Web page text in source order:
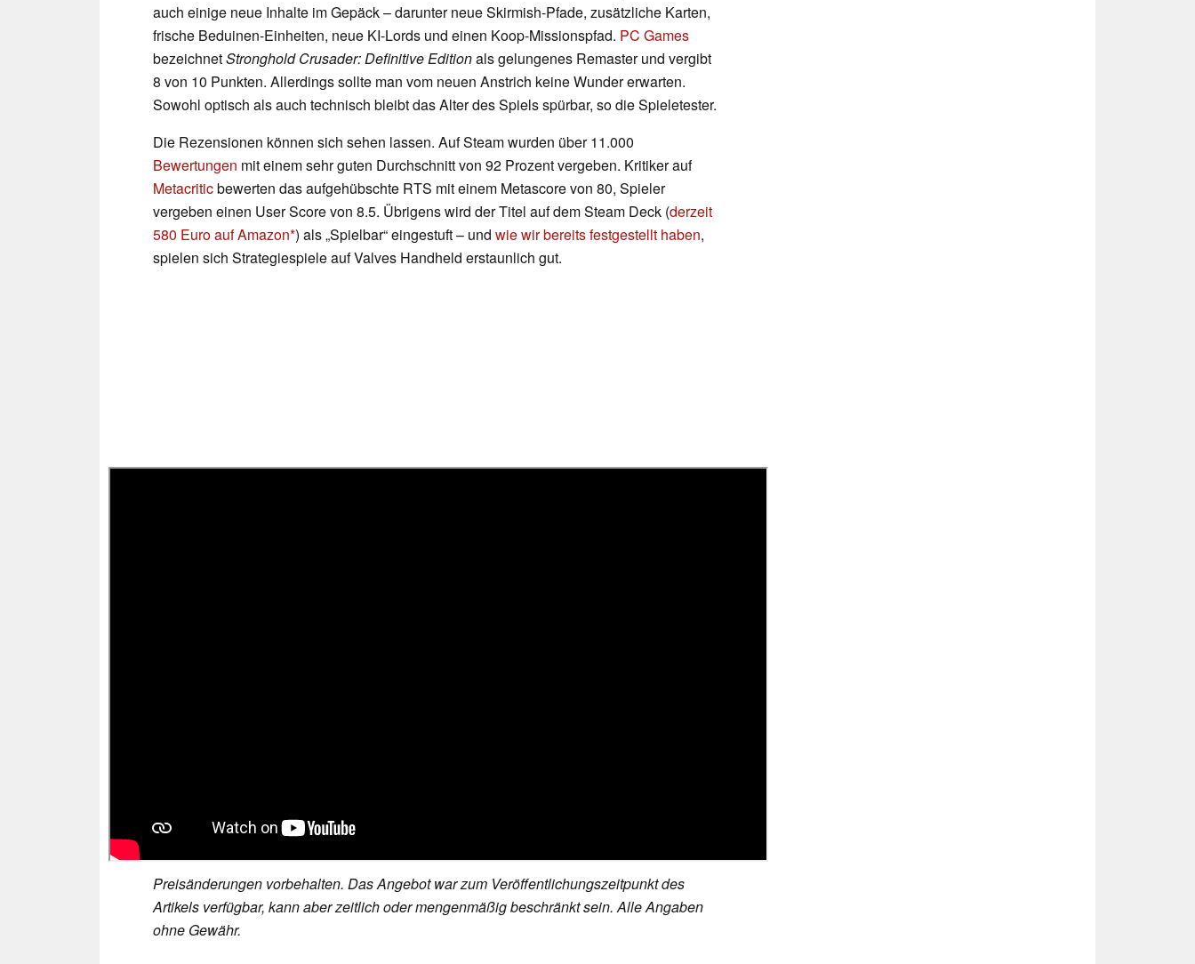
auch einige neue Inhalte im Gepäck – darunter neue Skirmish-Pfade, zusätzliche Karten,
frische Beduinen-Einheiten, neue KI-Lords und einen Koop-Missionspfad. PC Games
bezeichnetStronghold Crusader: Definitive Editionals gelungenes Remaster und vergibt
8 von 10 Punkten. Allerdings sollte man vom neuen Anstrich keine Wunder erwarten.
Sowohl optisch als auch technisch bleibt das Alter des Spiels spürbar, so die Spieletester.
Die Rezensionen können sich sehen lassen. Auf Steam wurden über 11.000
Bewertungen mit einem sehr guten Durchschnitt von 92 Prozent vergeben. Kritiker auf
Metacriticbewerten das aufgehübschte RTS mit einem Metascore von 80, Spieler
vergeben einen User Score von 8.5. Übrigens wird der Titel auf dem Steam Deck (derzeit
580 Euro auf Amazon ) als „Spielbar“ eingestuft – und wie wir bereits festgestellt haben,
spielen sich Strategiespiele auf Valves Handheld erstaunlich gut.
Preisänderungen vorbehalten. Das Angebot war zum Veröffentlichungszeitpunkt des
Artikels verfügbar, kann aber zeitlich oder mengenmäßig beschränkt sein. Alle Angaben
ohne Gewähr.